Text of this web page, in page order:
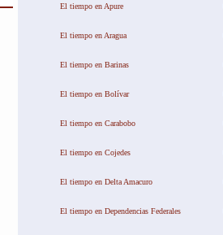
El tiempo en Apure
El tiempo en Aragua
El tiempo en Barinas
El tiempo en Bolívar
El tiempo en Carabobo
El tiempo en Cojedes
El tiempo en Delta Amacuro
El tiempo en Dependencias Federales